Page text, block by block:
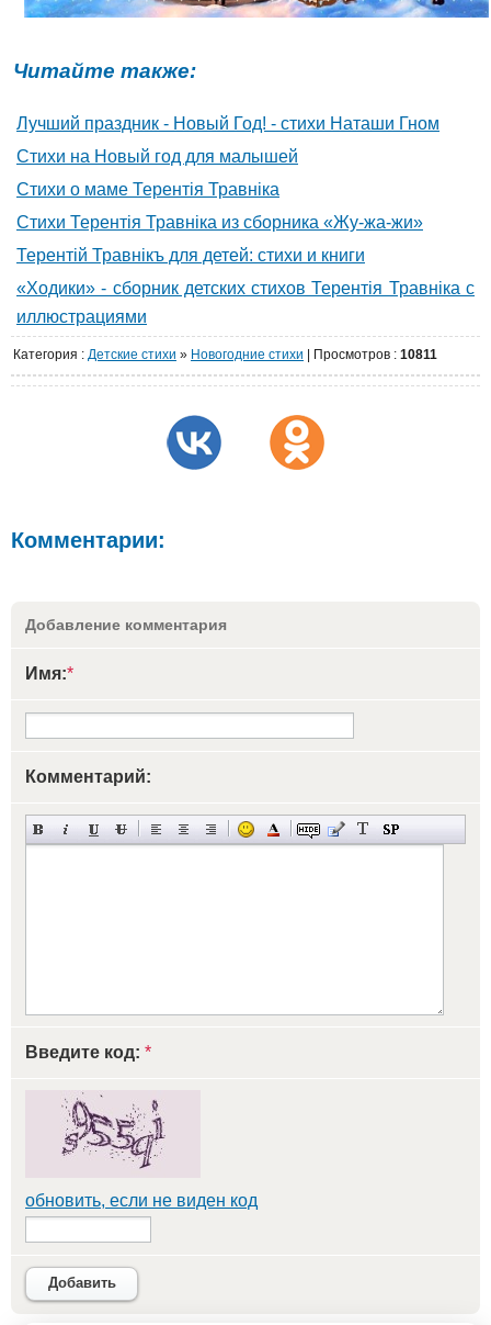
Читайте также:
Лучший праздник - Новый Год! - стихи Наташи Гном
Стихи на Новый год для малышей
Стихи о маме Терентiя Травнiка
Стихи Терентiя Травнiка из сборника «Жу-жа-жи»
Терентiй Травнiкъ для детей: стихи и книги
«Ходики» - сборник детских стихов Терентiя Травнiка с
иллюстрациями
Категория : Детские стихи » Новогодние стихи Просмотров : 10811
Комментарии:
Добавление комментария
Имя:*
Комментарий:
Введите код: *
обновить, если не виден код
Добавить